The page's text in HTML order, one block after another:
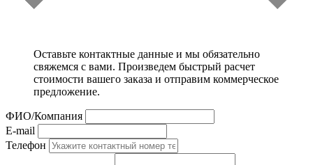
Оставьте контактные данные и мы обязательно
свяжемся с вами. Произведем быстрый расчет
стоимости вашего заказа и отправим коммерческое
предложение.
ФИО/Компания
E-mail
Телефон